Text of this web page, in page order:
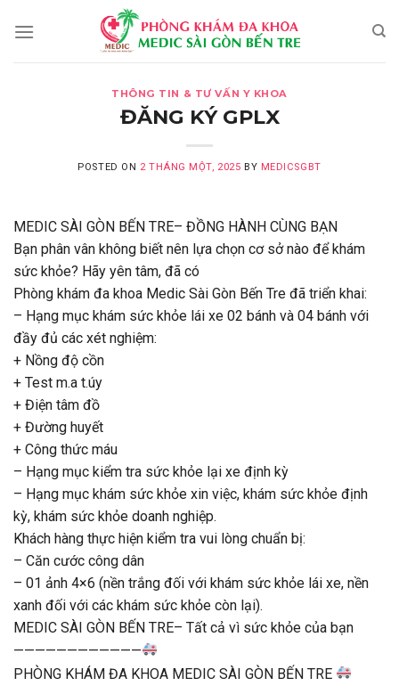
THÔNG TIN & TƯ VẤN Y KHOA
ĐĂNG KÝ GPLX
POSTED ON 2 THÁNG MỘT, 2025 BY MEDICSGBT
MEDIC SÀI GÒN BẾN TRE– ĐỒNG HÀNH CÙNG BẠN
Bạn phân vân không biết nên lựa chọn cơ sở nào để khám
sức khỏe? Hãy yên tâm, đã có
Phòng khám đa khoa Medic Sài Gòn Bến Tre đã triển khai:
– Hạng mục khám sức khỏe lái xe 02 bánh và 04 bánh với
đầy đủ các xét nghiệm:
+ Nồng độ cồn
+ Test m.a t.úy
+ Điện tâm đồ
+ Đường huyết
+ Công thức máu
– Hạng mục kiểm tra sức khỏe lại xe định kỳ
– Hạng mục khám sức khỏe xin việc, khám sức khỏe định
kỳ, khám sức khỏe doanh nghiệp.
Khách hàng thực hiện kiểm tra vui lòng chuẩn bị:
– Căn cước công dân
– 01 ảnh 4×6 (nền trắng đối với khám sức khỏe lái xe, nền
xanh đối với các khám sức khỏe còn lại).
MEDIC SÀI GÒN BẾN TRE– Tất cả vì sức khỏe của bạn
————————————
PHÒNG KHÁM ĐA KHOA MEDIC SÀI GÒN BẾN TRE